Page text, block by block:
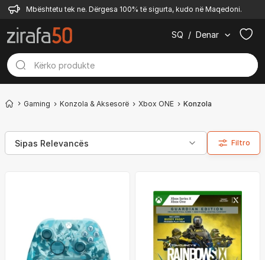
Mbështetu tek ne. Dërgesa 100% të sigurta, kudo në Maqedoni.
SQ / Denar
Gaming Konzola & Aksesorë Xbox ONE Konzola
Filtro